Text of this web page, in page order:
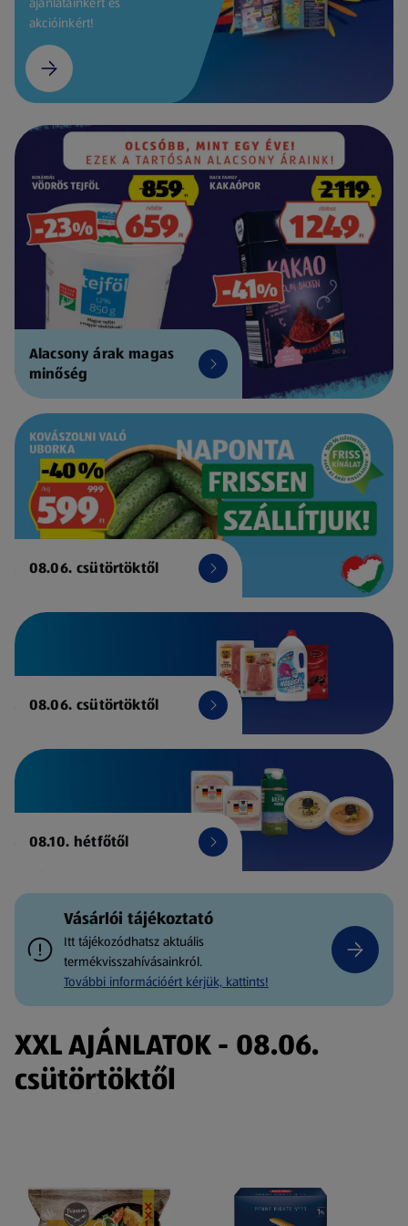
akcióinkért!
Alacsony árak magas
minőség
08.06. csütörtöktől
08.06. csütörtöktől
08.10. hétfőtől
Vásárlói tájékoztató
Itt tájékozódhatsz aktuális
termékvisszahívásainkról.
További információért kérjük, kattints!
XXL AJÁNLATOK - 08.06.
csütörtöktől